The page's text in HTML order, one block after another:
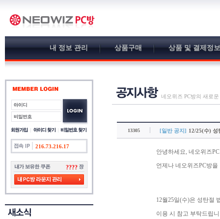
내 정보 관리 상품구매 상품 및 결제정보
216.73.216.17
????
네오위즈 PC방의 새로
13305 [일반 공지] 12/25(수) 성
안녕하세요, 네오위즈
언제나 네오위즈PC방
12월25일(수)은 성탄절
이용 시 참고 부탁드립